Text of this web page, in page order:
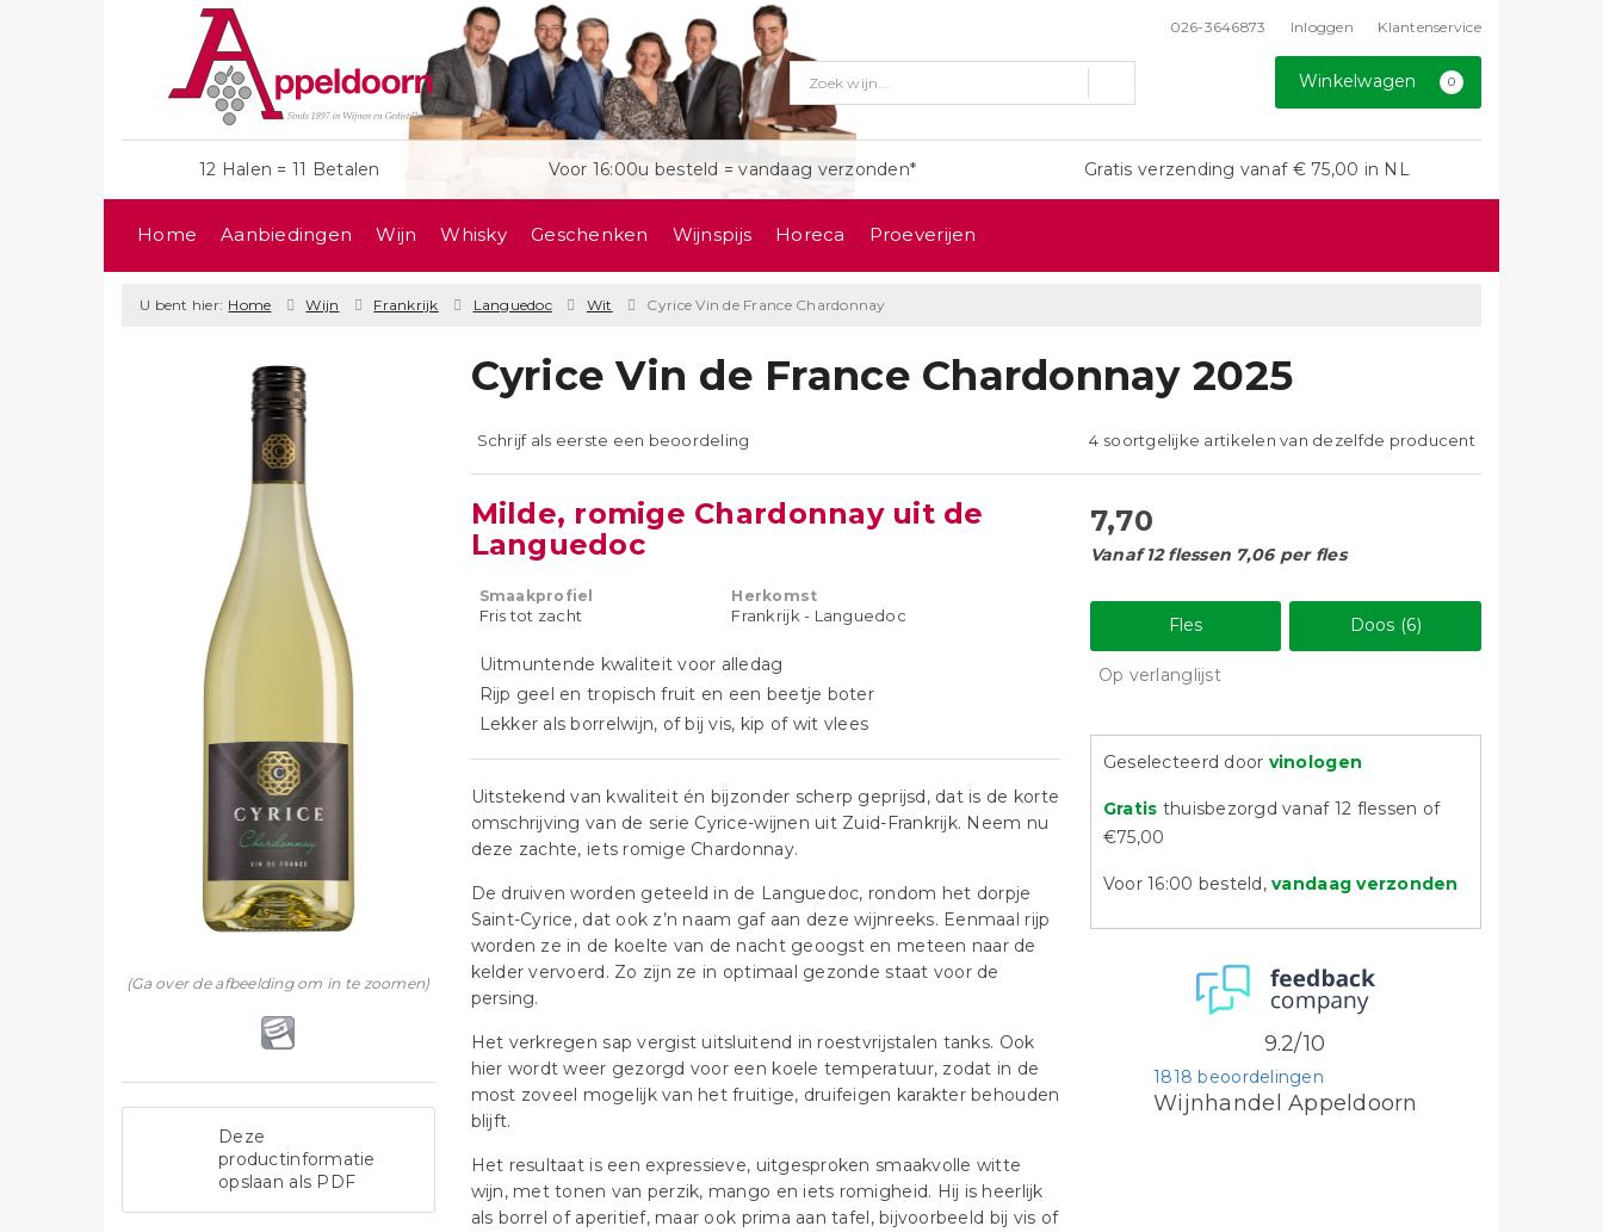
026-3646873 Inloggen Klantenservice
Winkelwagen 0
12 Halen = 11 Betalen Voor 16:00u besteld = vandaag verzonden* Gratis verzending vanaf € 75,00 in NL
Home Aanbiedingen Wijn Whisky Geschenken Wijnspijs Horeca Proeverijen
U bent hier: Home Wijn Frankrijk Languedoc Wit Cyrice Vin de France Chardonnay
(Ga over de afbeelding om in te zoomen)
Deze
productinformatie
opslaan als PDF
Cyrice Vin de France Chardonnay 2025
Schrijf als eerste een beoordeling 4 soortgelijke artikelen van dezelfde producent
Milde, romige Chardonnay uit de
Languedoc
Smaakprofiel
Fris tot zacht
Herkomst
Frankrijk - Languedoc
Uitmuntende kwaliteit voor alledag
Rijp geel en tropisch fruit en een beetje boter
Lekker als borrelwijn, of bij vis, kip of wit vlees
Uitstekend van kwaliteit én bijzonder scherp geprijsd, dat is de korte
omschrijving van de serie Cyrice-wijnen uit Zuid-Frankrijk. Neem nu
deze zachte, iets romige Chardonnay.
De druiven worden geteeld in de Languedoc, rondom het dorpje
Saint-Cyrice, dat ook z’n naam gaf aan deze wijnreeks. Eenmaal rijp
worden ze in de koelte van de nacht geoogst en meteen naar de
kelder vervoerd. Zo zijn ze in optimaal gezonde staat voor de
persing.
Het verkregen sap vergist uitsluitend in roestvrijstalen tanks. Ook
hier wordt weer gezorgd voor een koele temperatuur, zodat in de
most zoveel mogelijk van het fruitige, druifeigen karakter behouden
blijft.
Het resultaat is een expressieve, uitgesproken smaakvolle witte
wijn, met tonen van perzik, mango en iets romigheid. Hij is heerlijk
als borrel of aperitief, maar ook prima aan tafel, bijvoorbeeld bij vis of
7,70
Vanaf 12 flessen 7,06 per fles
Fles Doos (6)
Op verlanglijst
Geselecteerd door vinologen
Gratis thuisbezorgd vanaf 12 flessen of
€75,00
Voor 16:00 besteld,vandaag verzonden
Wijnhandel Appeldoorn
1818 beoordelingen
9.2/10